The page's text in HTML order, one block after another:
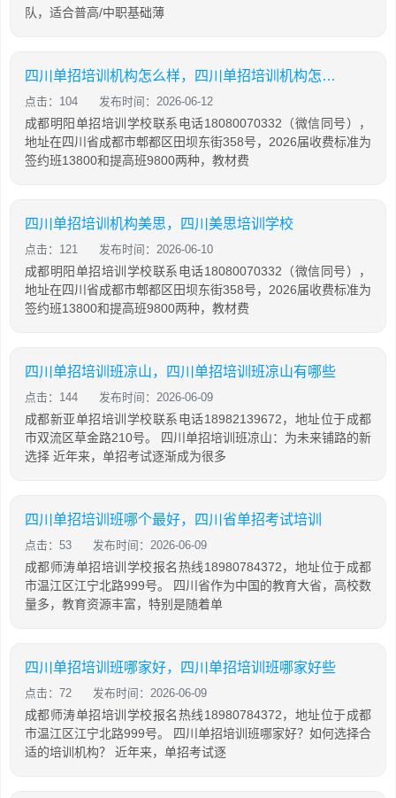
队，适合普高/中职基础薄
四川单招培训机构怎么样，四川单招培训机构怎么样知乎
点击：104 发布时间：2026-06-12
成都明阳单招培训学校联系电话18080070332（微信同号），
地址在四川省成都市郫都区田坝东街358号，2026届收费标准为
签约班13800和提高班9800两种，教材费
四川单招培训机构美思，四川美思培训学校
点击：121 发布时间：2026-06-10
成都明阳单招培训学校联系电话18080070332（微信同号），
地址在四川省成都市郫都区田坝东街358号，2026届收费标准为
签约班13800和提高班9800两种，教材费
四川单招培训班凉山，四川单招培训班凉山有哪些
点击：144 发布时间：2026-06-09
成都新亚单招培训学校联系电话18982139672，地址位于成都
市双流区草金路210号。 四川单招培训班凉山：为未来铺路的新
选择 近年来，单招考试逐渐成为很多
四川单招培训班哪个最好，四川省单招考试培训
点击：53 发布时间：2026-06-09
成都师涛单招培训学校报名热线18980784372，地址位于成都
市温江区江宁北路999号。 四川省作为中国的教育大省，高校数
量多，教育资源丰富，特别是随着单
四川单招培训班哪家好，四川单招培训班哪家好些
点击：72 发布时间：2026-06-09
成都师涛单招培训学校报名热线18980784372，地址位于成都
市温江区江宁北路999号。 四川单招培训班哪家好？如何选择合
适的培训机构？ 近年来，单招考试逐